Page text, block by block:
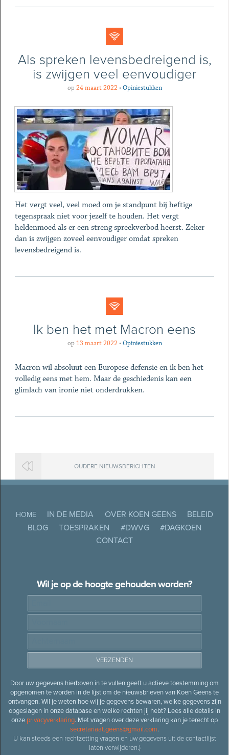
Als spreken levensbedreigend is,
is zwijgen veel eenvoudiger
op 24 maart 2022 • Opiniestukken
Het vergt veel, veel moed om je standpunt bij heftige
tegenspraak niet voor jezelf te houden. Het vergt
heldenmoed als er een streng spreekverbod heerst. Zeker
dan is zwijgen zoveel eenvoudiger omdat spreken
levensbedreigend is.
Ik ben het met Macron eens
op 13 maart 2022 • Opiniestukken
Macron wil absoluut een Europese defensie en ik ben het
volledig eens met hem. Maar de geschiedenis kan een
glimlach van ironie niet onderdrukken.
OUDERE NIEUWSBERICHTEN
HOME IN DE MEDIA OVER KOEN GEENS
BELEID
BLOG
TOESPRAKEN #DWVG
#DAGKOEN
CONTACT
Wil je op de hoogte gehouden worden?
Door uw gegevens hierboven in te vullen geeft u actieve toestemming om
opgenomen te worden in de lijst om de nieuwsbrieven van Koen Geens te
ontvangen. Wil je weten hoe wij je gegevens bewaren, welke gegevens zijn
opgeslagen in onze database en welke rechten jij hebt? Lees alle details in
onze privacyverklaring. Met vragen over deze verklaring kan je terecht op
secretariaat.geens@gmail.com.
U kan steeds een rechtzetting vragen en uw gegevens uit de contactlijst
laten verwijderen.)